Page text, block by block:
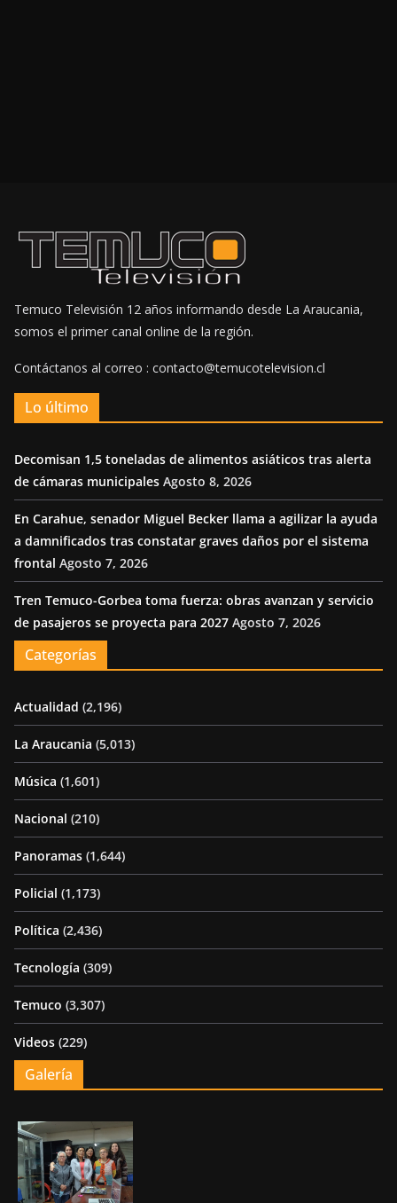
Temuco Televisión 12 años informando desde La Araucania,
somos el primer canal online de la región.
Contáctanos al correo : contacto@temucotelevision.cl
Lo último
Decomisan 1,5 toneladas de alimentos asiáticos tras alerta
de cámaras municipales Agosto 8, 2026
En Carahue, senador Miguel Becker llama a agilizar la ayuda
a damnificados tras constatar graves daños por el sistema
frontal Agosto 7, 2026
Tren Temuco-Gorbea toma fuerza: obras avanzan y servicio
de pasajeros se proyecta para 2027 Agosto 7, 2026
Categorías
Actualidad (2,196)
La Araucania (5,013)
Música (1,601)
Nacional (210)
Panoramas (1,644)
Policial (1,173)
Política (2,436)
Tecnología (309)
Temuco (3,307)
Videos (229)
Galería